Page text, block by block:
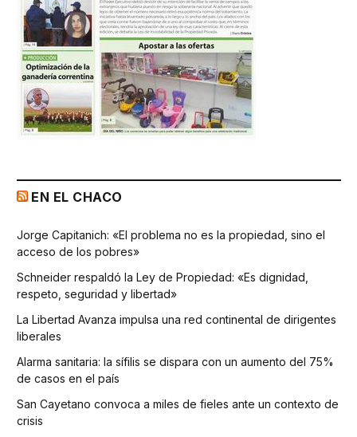
EN EL CHACO
Jorge Capitanich: «El problema no es la propiedad, sino el
acceso de los pobres»
Schneider respaldó la Ley de Propiedad: «Es dignidad,
respeto, seguridad y libertad»
La Libertad Avanza impulsa una red continental de dirigentes
liberales
Alarma sanitaria: la sífilis se dispara con un aumento del 75%
de casos en el país
San Cayetano convoca a miles de fieles ante un contexto de
crisis